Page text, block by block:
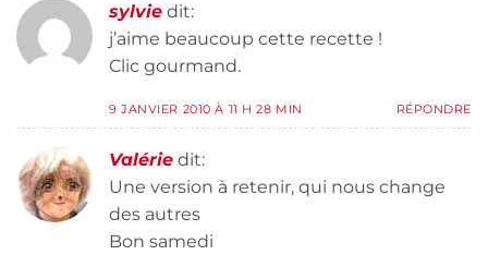
sylvie dit:
j’aime beaucoup cette recette !
Clic gourmand.
9 JANVIER 2010 À 11 H 28 MIN RÉPONDRE
Valérie dit:
Une version à retenir, qui nous change
des autres
Bon samedi